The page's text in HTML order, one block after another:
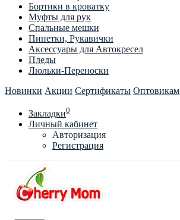
Бортики в кроватку
Муфты для рук
Спальные мешки
Пинетки, Рукавички
Аксессуары для Автокресел
Пледы
Люльки-Переноски
Новинки Акции Сертификаты Оптовикам
Закладки0
Личный кабинет
Авторизация
Регистрация